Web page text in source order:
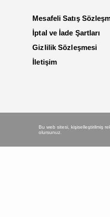
Bu web sitesi, kişiselleştirilmiş
olursunuz.
Mesafeli Satış
İptal ve İade Şartları
Gizlilik Sözleşmesi
İletişim